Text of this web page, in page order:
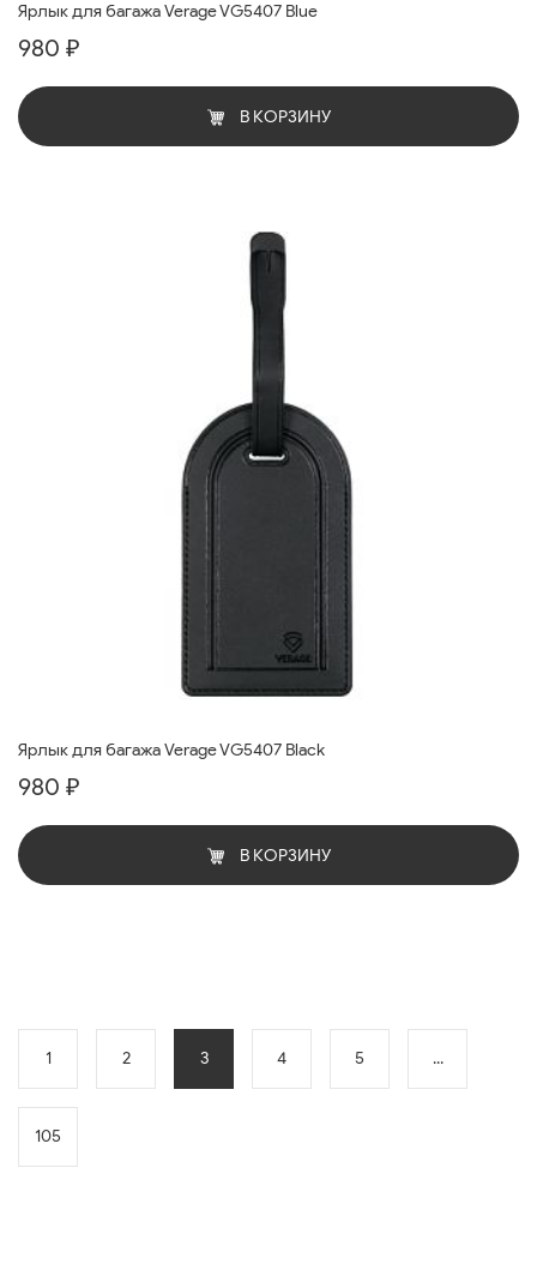
Ярлык для багажа Verage VG5407 Blue
980 ₽
В КОРЗИНУ
Ярлык для багажа Verage VG5407 Black
980 ₽
В КОРЗИНУ
1 2 3 4 5 ...
105